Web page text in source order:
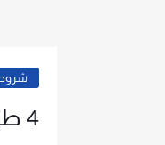
4 طرق لتوصيل الانترنت للرسيفر وضبط اعدادات النت على الرسيفر